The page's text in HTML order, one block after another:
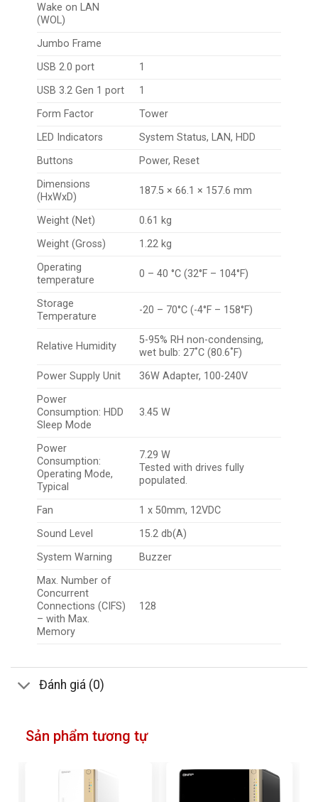
Wake on LAN
(WOL)
Jumbo Frame
USB 2.0 port
1
USB 3.2 Gen 1 port
1
Form Factor
Tower
LED Indicators
System Status, LAN, HDD
Buttons
Power, Reset
Dimensions
(HxWxD)
187.5 × 66.1 × 157.6 mm
Weight (Net)
0.61 kg
Weight (Gross)
1.22 kg
Operating
temperature
0 – 40 °C (32°F – 104°F)
Storage
Temperature
-20 – 70°C (-4°F – 158°F)
Relative Humidity
5-95% RH non-condensing,
wet bulb: 27˚C (80.6˚F)
Power Supply Unit
36W Adapter, 100-240V
Power
Consumption: HDD
Sleep Mode
3.45 W
Power
Consumption:
Operating Mode,
Typical
7.29 W
Tested with drives fully
populated.
Fan
1 x 50mm, 12VDC
Sound Level
15.2 db(A)
System Warning
Buzzer
Max. Number of
Concurrent
Connections (CIFS)
– with Max.
Memory
128
Đánh giá (0)
Sản phẩm tương tự